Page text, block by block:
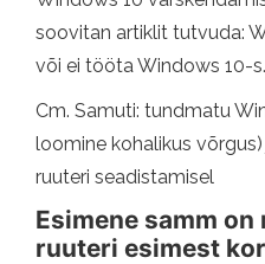
soovitan artiklit tutvuda:
või ei tööta Windows 10-s.
Cm. Samuti: tundmatu
loomine kohalikus
ruuteri seadistamisel
Esimene samm
ruuteri esimest